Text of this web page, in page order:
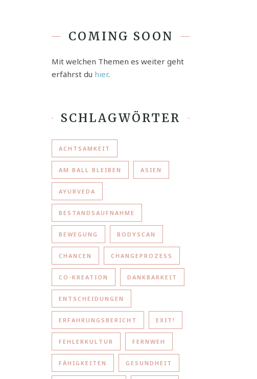
COMING SOON
Mit welchen Themen es weiter geht
erfährst du hier.
SCHLAGWÖRTER
ACHTSAMKEIT
AM BALL BLEIBEN ASIEN
AYURVEDA
BESTANDSAUFNAHME
BEWEGUNG BODYSCAN
CHANCEN CHANGEPROZESS
CO-KREATION DANKBARKEIT
ENTSCHEIDUNGEN
ERFAHRUNGSBERICHT EXIT!
FEHLERKULTUR FERNWEH
FÄHIGKEITEN GESUNDHEIT